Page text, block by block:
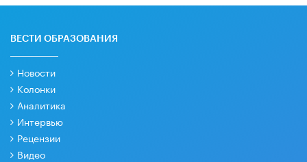
ВЕСТИ ОБРАЗОВАНИЯ
Новости
Колонки
Аналитика
Интервью
Рецензии
Видео